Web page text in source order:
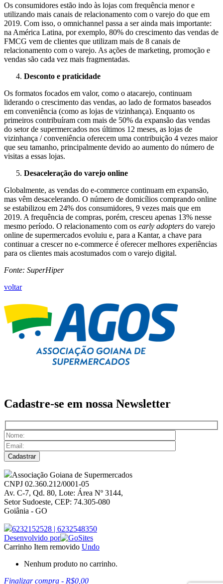
Os consumidores estão indo às lojas com frequência menor e
utilizando mais canais de relacionamento com o varejo do que em
2019. Com isso, o omnichannel passa a ser ainda mais importante:
na América Latina, por exemplo, 80% do crescimento das vendas de
FMCG vem de clientes que utilizam mais de 8 canais de
relacionamento com o varejo. As ações de marketing, promoção e
vendas são cada vez mais fragmentadas.
Desconto e praticidade
Os formatos focados em valor, como o atacarejo, continuam
liderando o crescimento das vendas, ao lado de formatos baseados
em conveniência (como as lojas de vizinhança). Enquanto os
primeiros contribuíram com mais de 50% da expansão das vendas
do setor de supermercados nos últimos 12 meses, as lojas de
vizinhança / conveniência oferecem uma contribuição 4 vezes maior
que seu tamanho, principalmente devido ao aumento do número de
visitas a essas lojas.
Desaceleração do varejo online
Globalmente, as vendas do e-commerce continuam em expansão,
mas vêm desacelerando. O número de domicílios comprando online
se estabilizou em 24% dos consumidores, 9 vezes mais que em
2019. A frequência de compras, porém, cresceu apenas 13% nesse
mesmo período. O relacionamento com os early adopters do varejo
online de supermercados evoluiu e, para a Kantar, a chave para
continuar a crescer no e-commerce é oferecer melhores experiências
para os clientes mais acostumados com o varejo digital.
Fonte: SuperHiper
voltar
Cadastre-se em nossa Newsletter
Associação Goiana de Supermercados
CNPJ 02.360.212/0001-05
Av. C-7, Qd. 80, Lote: Área Nº 3144,
Setor Sudoeste, CEP: 74.305-080
Goiânia - GO
6232152528 | 6232548350
Desenvolvido por
Carrinho Item removido Undo
Nenhum produto no carrinho.
Finalizar compra - R$0,00